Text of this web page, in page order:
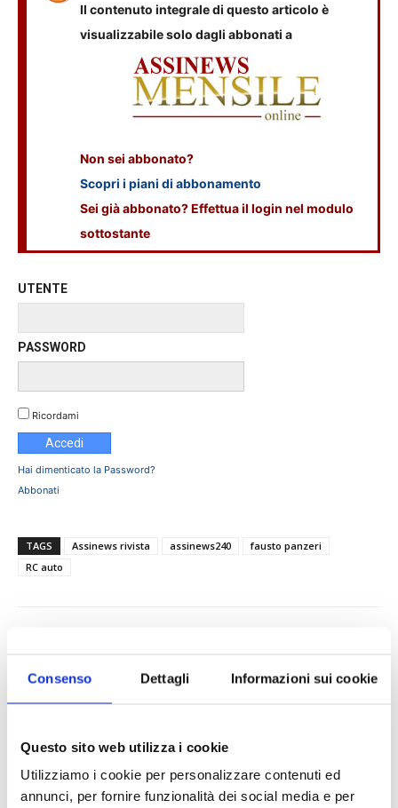
Consenso Dettagli Informazioni sui cookie
Questo sito web utilizza i cookie
Utilizziamo i cookie per personalizzare contenuti ed
annunci, per fornire funzionalità dei social media e per
Il contenuto integrale di questo articolo è
visualizzabile solo dagli abbonati a
Non sei abbonato?
Scopri i piani di abbonamento
Sei già abbonato? Effettua il login nel modulo
sottostante
UTENTE
PASSWORD
Ricordami
Hai dimenticato la Password?
Abbonati
TAGS Assinews rivista assinews240
fausto panzeri
RC auto
IL MENSILE ASSINEWS LUGLIO-
AGOSTO 2026